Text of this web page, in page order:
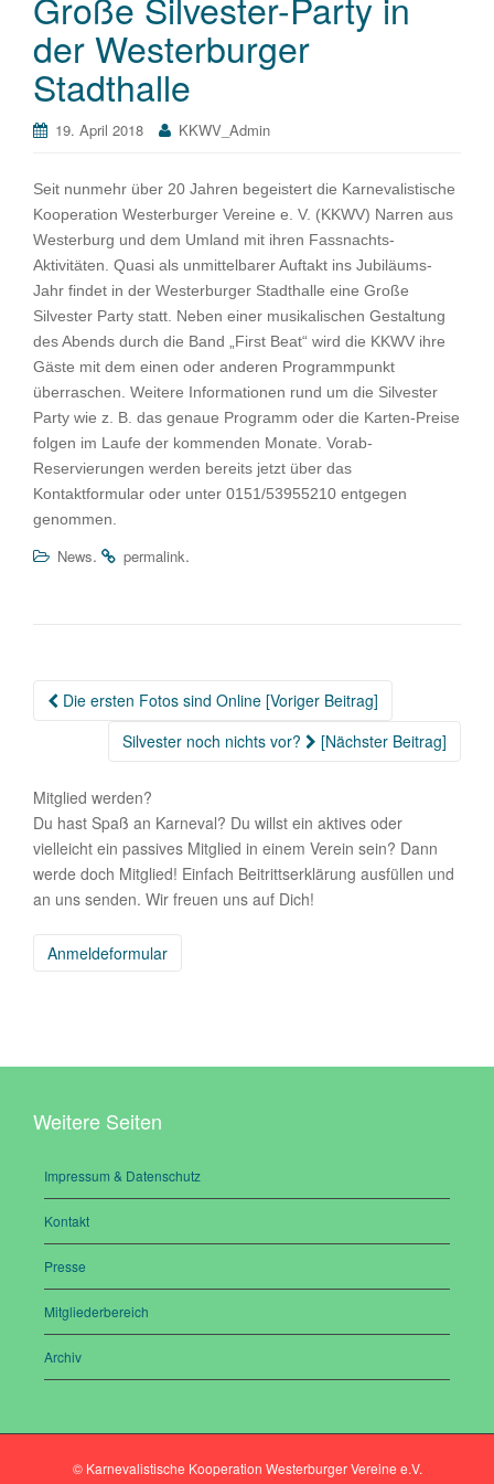
der Westerburger
Stadthalle
19. April 2018 KKWV_Admin
Seit nunmehr über 20 Jahren begeistert die Karnevalistische
Kooperation Westerburger Vereine e. V. (KKWV) Narren aus
Westerburg und dem Umland mit ihren Fassnachts-
Aktivitäten. Quasi als unmittelbarer Auftakt ins Jubiläums-
Jahr findet in der Westerburger Stadthalle eine Große
Silvester Party statt. Neben einer musikalischen Gestaltung
des Abends durch die Band „First Beat“ wird die KKWV ihre
Gäste mit dem einen oder anderen Programmpunkt
überraschen. Weitere Informationen rund um die Silvester
Party wie z. B. das genaue Programm oder die Karten-Preise
folgen im Laufe der kommenden Monate. Vorab-
Reservierungen werden bereits jetzt über das
Kontaktformular oder unter 0151/53955210 entgegen
genommen.
News. permalink.
Beitragsnavigation
Die ersten Fotos sind Online [Voriger Beitrag]
Silvester noch nichts vor?
[Nächster Beitrag]
Mitglied werden?
Du hast Spaß an Karneval? Du willst ein aktives oder
vielleicht ein passives Mitglied in einem Verein sein? Dann
werde doch Mitglied! Einfach Beitrittserklärung ausfüllen und
an uns senden. Wir freuen uns auf Dich!
Anmeldeformular
Weitere Seiten
Impressum & Datenschutz
Kontakt
Presse
Mitgliederbereich
Archiv
© Karnevalistische Kooperation Westerburger Vereine e.V.